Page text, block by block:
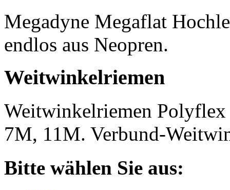
Megadyne Megaflat
endlos aus Neopren.
Weitwinkelriemen
Weitwinkelriemen
7M, 11M. Verbund-
Bitte wählen Sie aus: